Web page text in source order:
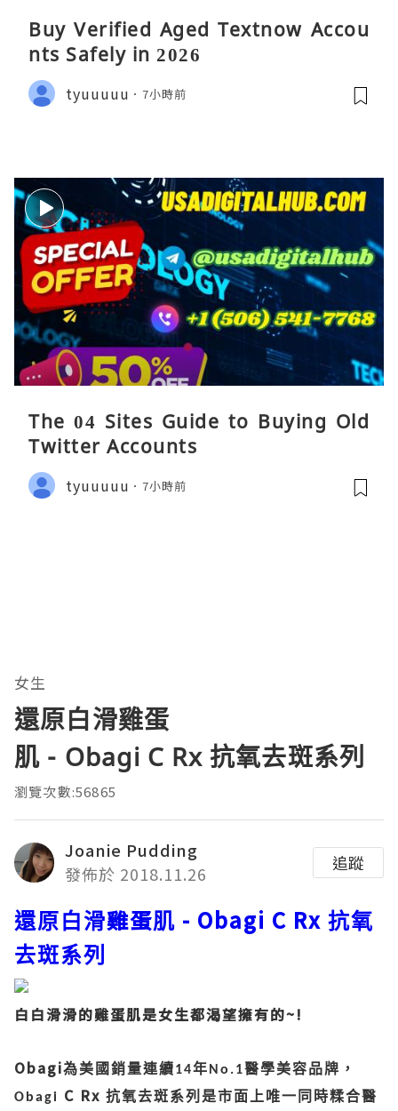
Buy Verified Aged Textnow Accou
nts Safely in 2026
tyuuuuu 7小時前
The 04 Sites Guide to Buying Old
Twitter Accounts
tyuuuuu 7小時前
女生
還原白滑雞蛋
肌 - Obagi C Rx 抗氧去斑系列
瀏覽次數:56865
Joanie Pudding
發佈於 2018.11.26
追蹤
還原白滑雞蛋肌 - Obagi C Rx 抗氧
去斑系列
白白滑滑的雞蛋肌是女生都渴望擁有的~!
Obagi為美國銷量連續14年No.1醫學美容品牌，
Obagi C Rx 抗氧去斑系列是市面上唯一同時糅合醫